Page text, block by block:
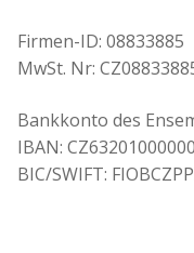
Firmen-ID: 08833885
MwSt. Nr:
Bankkonto des
IBAN:
BIC/SWIFT: